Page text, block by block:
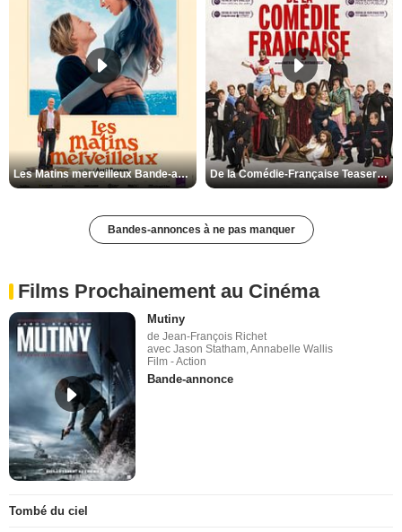
Les Matins merveilleux Bande-annonce VF De la Comédie-Française Teaser VF
Bandes-annonces à ne pas manquer
Films Prochainement au Cinéma
Mutiny
de Jean-François Richet
avec Jason Statham, Annabelle Wallis
Film - Action
Bande-annonce
Tombé du ciel